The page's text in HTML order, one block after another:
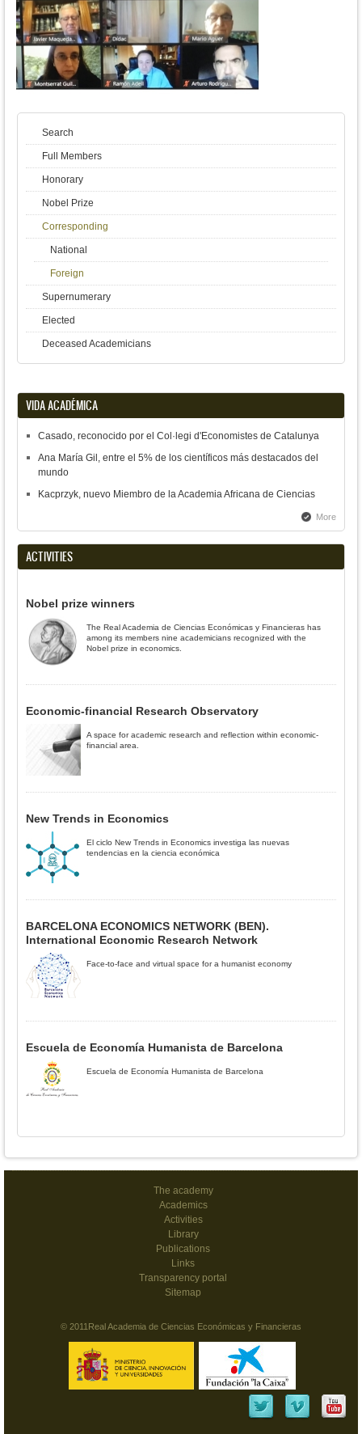
Search
Full Members
Honorary
Nobel Prize
Corresponding
National
Foreign
Supernumerary
Elected
Deceased Academicians
VIDA ACADÉMICA
Casado, reconocido por el Col·legi d'Economistes de Catalunya
Ana María Gil, entre el 5% de los científicos más destacados del
mundo
Kacprzyk, nuevo Miembro de la Academia Africana de Ciencias
More
ACTIVITIES
Nobel prize winners
The Real Academia de Ciencias Económicas y Financieras has
among its members nine academicians recognized with the
Nobel prize in economics.
Economic-financial Research Observatory
A space for academic research and reflection within economic-
financial area.
New Trends in Economics
El ciclo New Trends in Economics investiga las nuevas
tendencias en la ciencia económica
BARCELONA ECONOMICS NETWORK (BEN).
International Economic Research Network
Face-to-face and virtual space for a humanist economy
Escuela de Economía Humanista de Barcelona
Escuela de Economía Humanista de Barcelona
The academy
Academics
Activities
Library
Publications
Links
Transparency portal
Sitemap
© 2011Real Academia de Ciencias Económicas y Financieras